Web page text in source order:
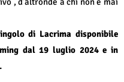
di Lacrima disponibile
dal 19 luglio 2024 e in